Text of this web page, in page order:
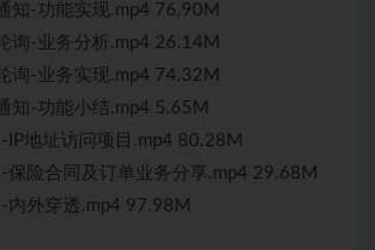
知-功能实现.mp4 76.90M
询-业务分析.mp4 26.14M
询-业务实现.mp4 74.32M
知-功能小结.mp4 5.65M
IP地址访问项目.mp4 80.28M
保险合同及订单业务分享.mp4 29.68M
内外穿透.mp4 97.98M